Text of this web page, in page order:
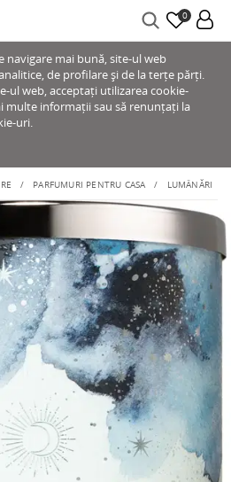
0
navigare mai bună, site-ul web
de profilare și de la terțe părți.
ul web, acceptați utilizarea cookie-
multe informații sau să renunțați la
uri.
PARFUMURI PENTRU CASA LUMÂNĂRI